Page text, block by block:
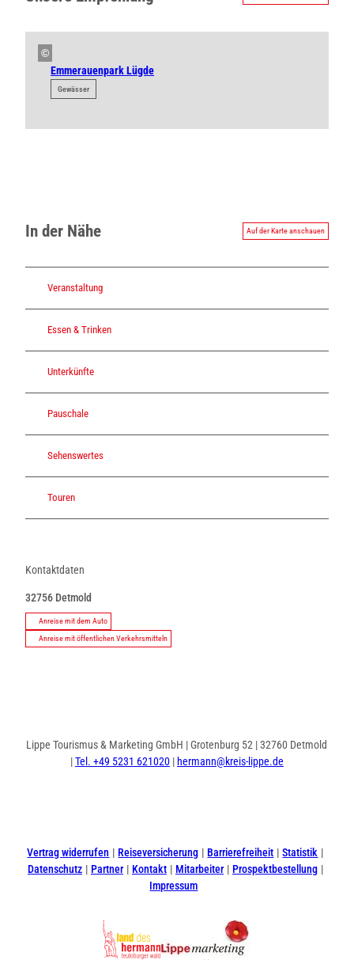
©
Emmerauenpark Lügde
Gewässer
In der Nähe Auf der Karte anschauen
Veranstaltung
Essen & Trinken
Unterkünfte
Pauschale
Sehenswertes
Touren
Kontaktdaten
32756 Detmold
Anreise mit dem Auto
Anreise mit öffentlichen Verkehrsmitteln
Lippe Tourismus & Marketing GmbH | Grotenburg 52 | 32760 Detmold
|Tel. +49 5231 621020| hermann@kreis-lippe.de
t
a
g
e
b
o
Vertrag widerrufen Reiseversicherung Barrierefreiheit
Statistik
Datenschutz
Partner Kontakt Mitarbeiter
Prospektbestellung
Impressum